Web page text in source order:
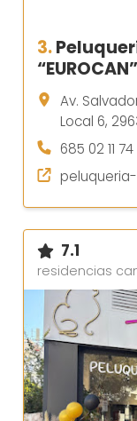
3.
“EUROCAN”
Av.
Local 6,
685 02 11 74
7.1
residencias